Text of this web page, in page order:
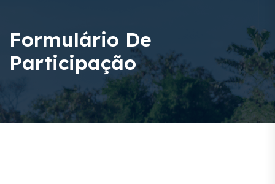
Formulário De
Participação